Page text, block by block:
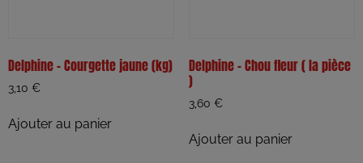
Delphine – Courgette jaune (kg)
3,10 €
Ajouter au panier
Delphine – Chou fleur ( la pièce
)
3,60 €
Ajouter au panier